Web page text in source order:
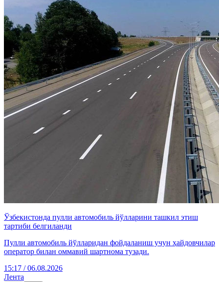
Ўзбекистонда пулли автомобиль йўлларини ташкил этиш
тартиби белгиланди
Пулли автомобиль йўлларидан фойдаланиш учун ҳайдовчилар
оператор билан оммавий шартнома тузади.
15:17 / 06.08.2026
Лента